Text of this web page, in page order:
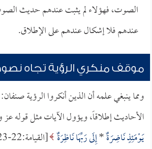
الصوت، فهؤلاء لم يثبت عندهم حديث
عندهم فلا إشكال عندهم على الإطلاق.
موقف منكري الرؤية تجاه
ومما ينبغي علمه أن الذين أنكروا الرؤية
الأحاديث إطلاقاً، ويؤول الآيات مثل قوله
يَوْمَئِذٍ نَاضِرَةٌ*إِلَى رَبِّهَا نَاظِرَةٌ